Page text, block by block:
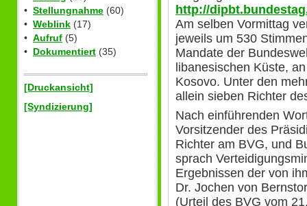
• Stellungnahme (60)
• Weblink (17)
• Aufruf (5)
• Dokumentiert (35)
[Druckansicht]
[Syndizierung]
http://
Am selben Vormittag
jeweils um 530
Mandate der
libanesischen Küste,
Kosovo. Unter den
allein sieben Richter
Nach einführenden
Vorsitzender des
Richter am BVG, und
sprach
Ergebnissen der von
Dr. Jochen von
(Urteil des BVG vom